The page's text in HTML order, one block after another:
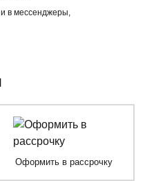
в мессенджеры,
Оформить в рассрочку